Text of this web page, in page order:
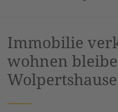
Immobilie
wohnen